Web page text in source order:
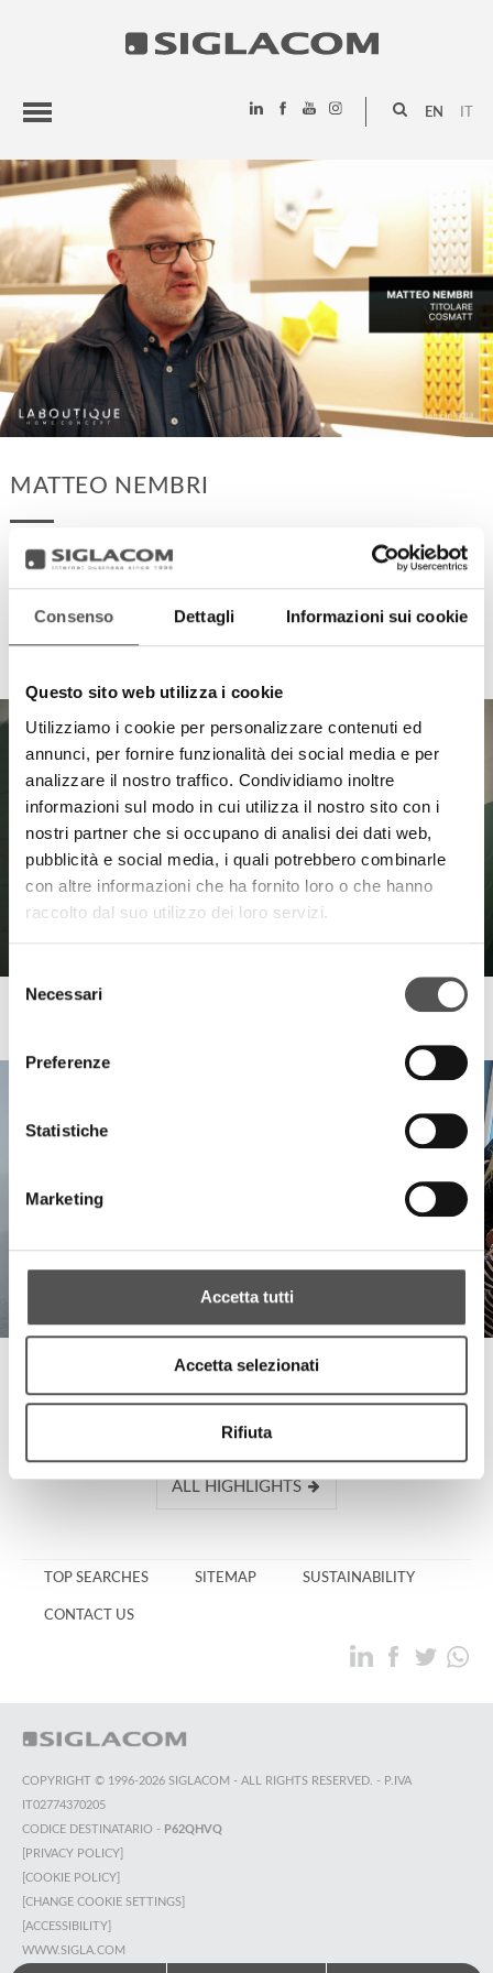
Consenso Dettagli Informazioni sui cookie
Questo sito web utilizza i cookie
Utilizziamo i cookie per personalizzare contenuti ed
annunci, per fornire funzionalità dei social media e per
analizzare il nostro traffico. Condividiamo inoltre
informazioni sul modo in cui utilizza il nostro sito con i
nostri partner che si occupano di analisi dei dati web,
pubblicità e social media, i quali potrebbero combinarle
con altre informazioni che ha fornito loro o che hanno
raccolto dal suo utilizzo dei loro servizi.
delNecessari
Preferenze
Statistiche
Marketing
Accetta tutti
Accetta selezionati
Rifiuta
EN
HIGHLIGHTS
SIGLACOM
MATTEO NEMBRI
HIGHLIGHTS
La Boutique
ALL HIGHLIGHTS
TOP SEARCHES SITEMAP SUSTAINABILITY
CONTACT US
COPYRIGHT © 1996-2026 SIGLACOM - ALL RIGHTS RESERVED. - P.IVA
IT02774370205
CODICE DESTINATARIO - P62QHVQ
[PRIVACY POLICY]
[COOKIE POLICY]
[CHANGE COOKIE SETTINGS]
[ACCESSIBILITY]
WWW.SIGLA.COM